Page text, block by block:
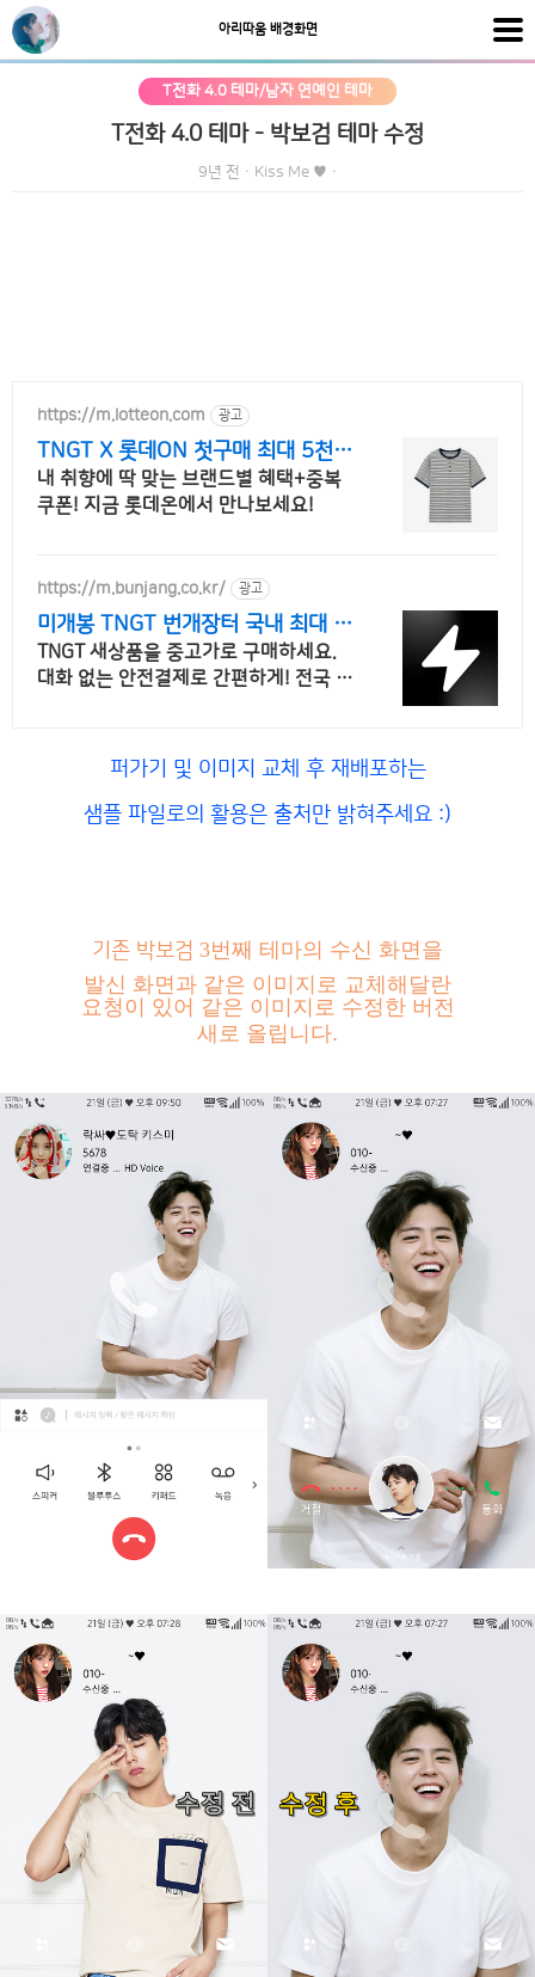
아리따움 배경화면
T전화 4.0 테마/남자 연예인 테마
T전화 4.0 테마 - 박보검 테마 수정
9년 전 · Kiss Me ♥ ·
https://m.lotteon.com 광고
TNGT X 롯데ON 첫구매 최대 5천원
혜택!
내 취향에 딱 맞는 브랜드별 혜택+중복
쿠폰! 지금 롯데온에서 만나보세요!
https://m.bunjang.co.kr/ 광고
미개봉 TNGT 번개장터 국내 최대 브
랜드 중고거래
TNGT 새상품을 중고가로 구매하세요.
대화 없는 안전결제로 간편하게! 전국 각
퍼가기 및 이미지 교체 후 재배포하는
샘플 파일로의 활용은 출처만 밝혀주세요 :)
기존 박보검 3번째 테마의 수신 화면을
발신 화면과 같은 이미지로 교체해달란
요청이 있어 같은 이미지로 수정한 버전
새로 올립니다.